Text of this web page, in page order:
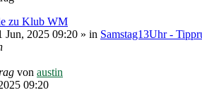
zu Klub WM
Jun, 2025 09:20 » in Samstag13Uhr -
von austin
09:20